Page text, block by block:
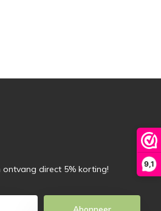
9,1
direct 5% korting!